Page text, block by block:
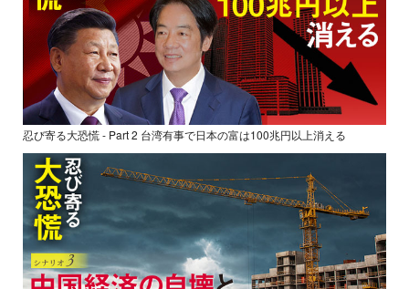
忍び寄る大恐慌 - Part 2 台湾有事で日本の富は100兆円以上消える